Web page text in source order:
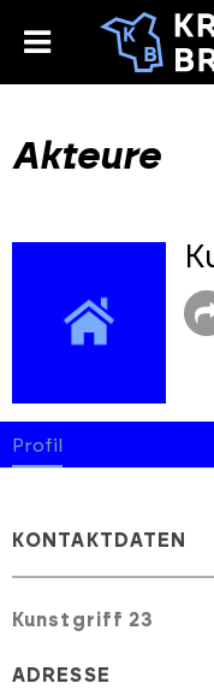
toggle
Akteure
Profil
KONTAKTDATEN
Kunstgriff 23
ADRESSE